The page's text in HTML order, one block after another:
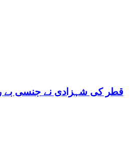
قطر کی شہزادی نے جنسی بے راہروی میں